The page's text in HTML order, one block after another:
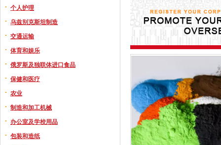
个人护理
乌兹别克斯坦制造
交通运输
体育和娱乐
俄罗斯及独联体进口食品
保健和医疗
农业
制造和加工机械
办公室及学校用品
包装和造纸